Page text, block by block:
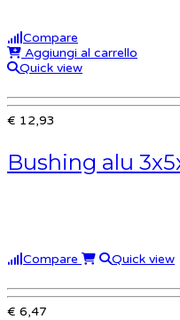
Compare
Aggiungi al carrello
Quick view
€ 12,93
Bushing alu
Compare Quick view
€ 6,47